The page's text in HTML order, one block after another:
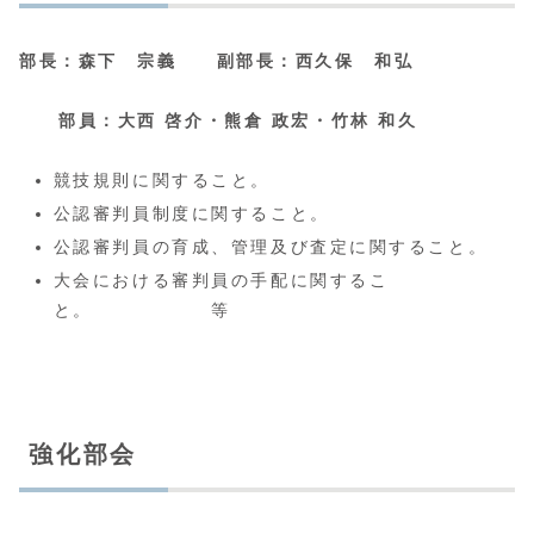
部長：森下 宗義 副部長：西久保 和弘
部員： 大西 啓介・熊倉 政宏・竹林 和久
競技規則に関すること。
公認審判員制度に関すること。
公認審判員の育成、管理及び査定に関すること。
大会における審判員の手配に関するこ
と。 等
強化部会